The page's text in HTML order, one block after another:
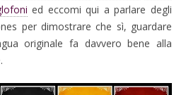
ed eccomi qui a parlare degli
per dimostrare che sì, guardare
originale fa davvero bene alla